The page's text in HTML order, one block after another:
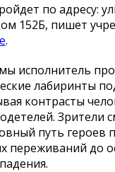
по адресу:
152Б, пишет
.
исполнитель
лабиринты
контрасты
Зрители
путь героев
переживаний до